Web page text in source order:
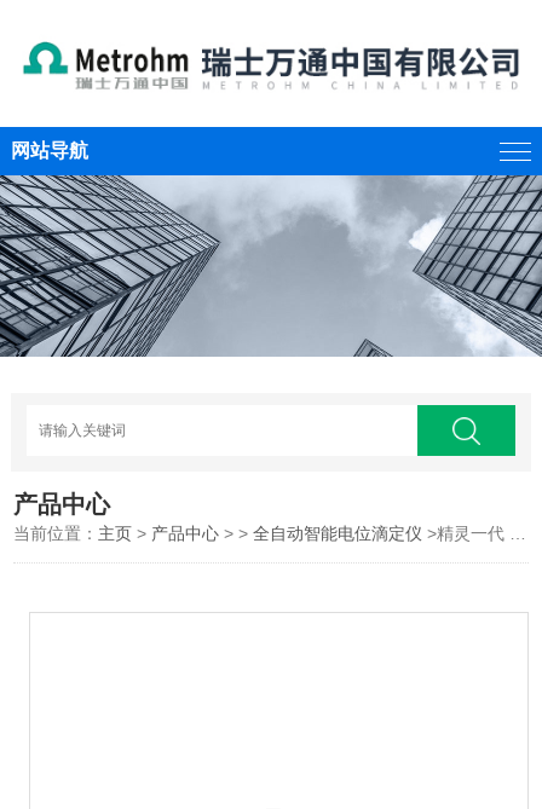
网站导航
产品中心
当前位置： 主页 > 产品中心 > >全自动智能电位滴定仪 >精灵一代 一体式电位滴定仪